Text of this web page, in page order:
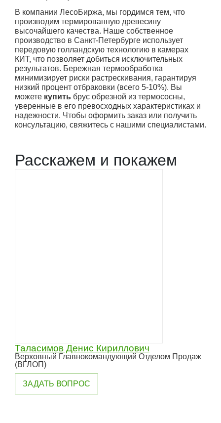
В компании ЛесоБиржа, мы гордимся тем, что
производим термированную древесину
высочайшего качества. Наше собственное
производство в Санкт-Петербурге использует
передовую голландскую технологию в камерах
КИТ, что позволяет добиться исключительных
результатов. Бережная термообработка
минимизирует риски растрескивания, гарантируя
низкий процент отбраковки (всего 5-10%). Вы
можете купить брус обрезной из термососны,
уверенные в его превосходных характеристиках и
надежности. Чтобы оформить заказ или получить
консультацию, свяжитесь с нашими специалистами.
Расскажем и покажем
Таласимов Денис Кириллович
Верховный Главнокомандующий Отделом Продаж
(ВГЛОП)
ЗАДАТЬ ВОПРОС